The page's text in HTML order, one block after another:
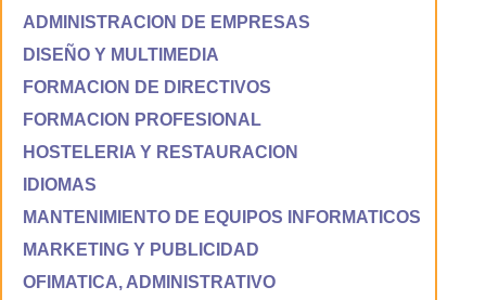
ADMINISTRACION DE EMPRESAS
DISEÑO Y MULTIMEDIA
FORMACION DE DIRECTIVOS
FORMACION PROFESIONAL
HOSTELERIA Y RESTAURACION
IDIOMAS
MANTENIMIENTO DE EQUIPOS INFORMATICOS
MARKETING Y PUBLICIDAD
OFIMATICA, ADMINISTRATIVO